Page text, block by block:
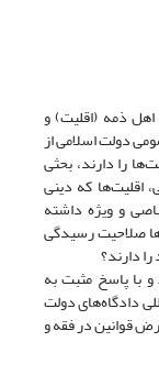
اهل ذمه (اقلیت) و
دولت اسلامی از
را دارند، بحثی
اقلیت‌ها که دینی
و ویژه داشته
صلاحیت رسیدگی
دارند؟
و با پاسخ مثبت به
دادگاه‌های دولت
قوانین در فقه و